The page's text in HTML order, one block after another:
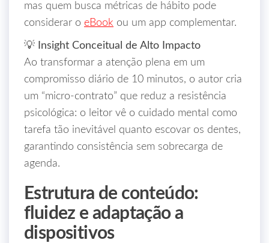
mas quem busca métricas de hábito pode
considerar o eBook ou um app complementar.
💡 Insight Conceitual de Alto Impacto
Ao transformar a atenção plena em um
compromisso diário de 10 minutos, o autor cria
um “micro‑contrato” que reduz a resistência
psicológica: o leitor vê o cuidado mental como
tarefa tão inevitável quanto escovar os dentes,
garantindo consistência sem sobrecarga de
agenda.
Estrutura de conteúdo:
fluidez e adaptação a
dispositivos